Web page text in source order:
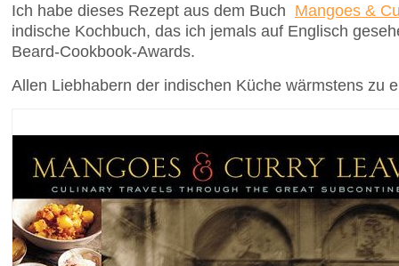
Ich habe dieses Rezept aus dem Buch Mangoes &
indische Kochbuch, das ich jemals auf Englisch
Beard-Cookbook-Awards.
Allen Liebhabern der indischen Küche wärmstens zu